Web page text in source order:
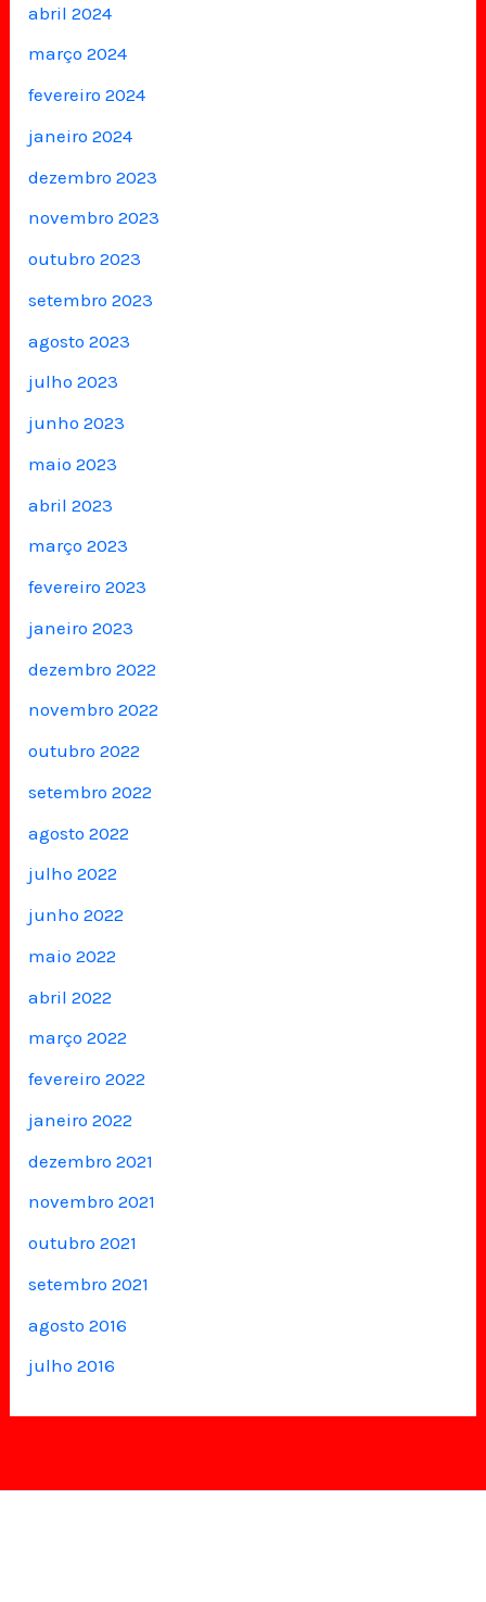
abril 2024
março 2024
fevereiro 2024
janeiro 2024
dezembro 2023
novembro 2023
outubro 2023
setembro 2023
agosto 2023
julho 2023
junho 2023
maio 2023
abril 2023
março 2023
fevereiro 2023
janeiro 2023
dezembro 2022
novembro 2022
outubro 2022
setembro 2022
agosto 2022
julho 2022
junho 2022
maio 2022
abril 2022
março 2022
fevereiro 2022
janeiro 2022
dezembro 2021
novembro 2021
outubro 2021
setembro 2021
agosto 2016
julho 2016